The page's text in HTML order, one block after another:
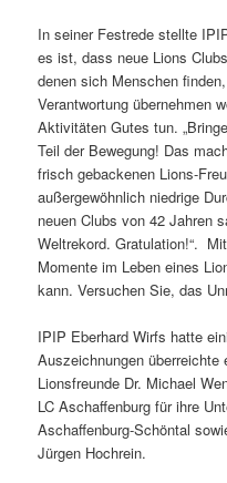
In seiner Festrede stellte
es ist, dass neue Lions
denen sich Menschen
Verantwortung übernehmen
Aktivitäten Gutes tun.
Teil der Bewegung! Das
frisch gebackenen Lions-
außergewöhnlich niedrige
neuen Clubs von 42 Jahren
Weltrekord. Gratulation!“.
Momente im Leben eines
kann. Versuchen Sie, das
IPIP Eberhard Wirfs hatte
Auszeichnungen
Lionsfreunde Dr. Michael
LC Aschaffenburg für ihre
Aschaffenburg-Schöntal
Jürgen Hochrein.